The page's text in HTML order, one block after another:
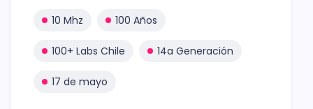
10 Mhz 100 Años
100+ Labs Chile 14a Generación
17 de mayo